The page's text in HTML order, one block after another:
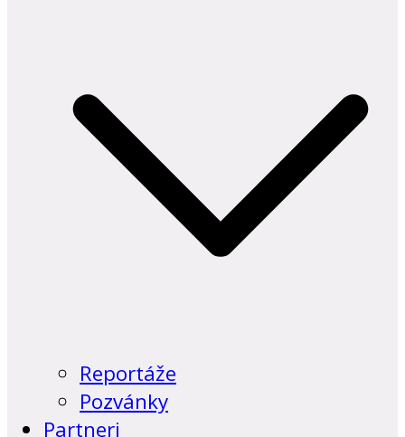
Reportáže
Pozvánky
Partneri